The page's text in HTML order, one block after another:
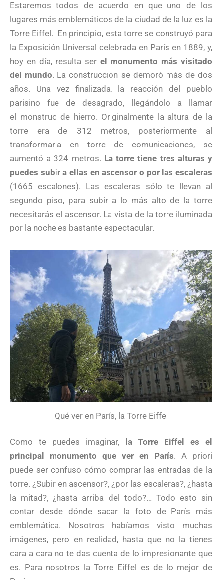
Estaremos todos de acuerdo en que uno de los
lugares más emblemáticos de la ciudad de la luz es la
Torre Eiffel. En principio, esta torre se construyó para
la Exposición Universal celebrada en París en 1889, y,
hoy en día, resulta ser el monumento más visitado
del mundo. La construcción se demoró más de dos
años. Una vez finalizada, la reacción del pueblo
parisino fue de desagrado, llegándolo a llamar
el monstruo de hierro. Originalmente la altura de la
torre era de 312 metros, posteriormente al
transformarla en torre de comunicaciones, se
aumentó a 324 metros. La torre tiene tres alturas y
puedes subir a ellas en ascensor o por las escaleras
(1665 escalones). Las escaleras sólo te llevan al
segundo piso, para subir a lo más alto de la torre
necesitarás el ascensor. La vista de la torre iluminada
por la noche es bastante espectacular.
Qué ver en París, la Torre Eiffel
Como te puedes imaginar,
la Torre Eiffel es el
principal monumento que ver en París. A priori
puede ser confuso cómo comprar las entradas de la
torre. ¿Subir en ascensor?, ¿por las escaleras?, ¿hasta
la mitad?, ¿hasta arriba del todo?… Todo esto sin
contar desde dónde sacar la foto de París más
emblemática. Nosotros habíamos visto muchas
imágenes, pero en realidad, hasta que no la tienes
cara a cara no te das cuenta de lo impresionante que
es. Para nosotros la Torre Eiffel es de lo mejor de